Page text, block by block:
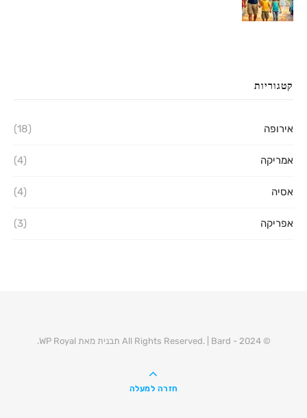
קטגוריות
אירופה (18)
אמריקה (4)
אסיה (4)
אפריקה (3)
© 2024 - All Rights Reserved. | Bard תבנית מאת WP Royal
.
חזרה למעלה